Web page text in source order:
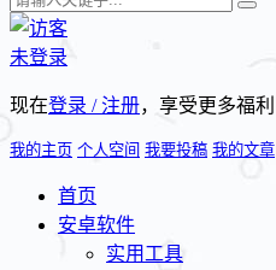
未登录
现在登录 / 注册，享受更多福利
我的主页 个人空间 我要投稿 我的文章
首页
安卓软件
实用工具